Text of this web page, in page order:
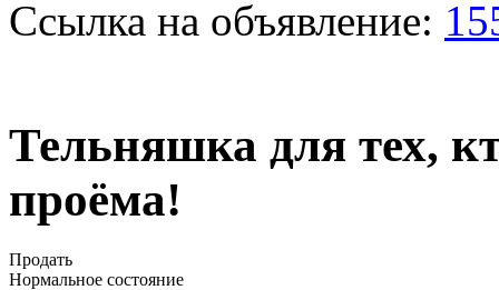
Ссылка на объявление:
Тельняшка для тех,
проёма!
Продать
Нормальное состояние